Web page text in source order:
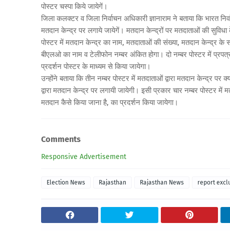
पोस्टर चस्पा किये जायेगें।
जिला कलक्टर व जिला निर्वाचन अधिकारी ज्ञानाराम ने बताया कि भारत
मतदान केन्द्र पर लगाये जायेगें। मतदान केन्द्रों पर मतदाताओं की
पोस्टर में मतदान केन्द्र का नाम, मतदाताओं की संख्या, मतदान केन्द्र के
बीएलओ का नाम व टेलीफोन नम्बर अंकित होगा। दो नम्बर पोस्टर में
प्रदर्शन पोस्टर के माध्यम से किया जायेगा।
उन्होंने बताया कि तीन नम्बर पोस्टर में मतदाताओं द्वारा मतदान केन्द्र
द्वारा मतदान केन्द्र पर लगायी जायेगी। इसी प्रकार चार नम्बर
मतदान कैसे किया जाना है, का प्रदर्शन किया जायेगा।
Comments
Responsive Advertisement
Election News Rajasthan Rajasthan News report